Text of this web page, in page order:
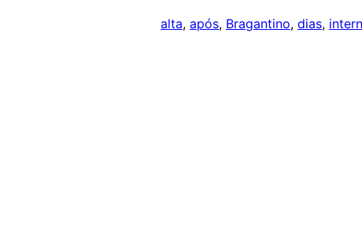
alta, após, Bragantino, dias,